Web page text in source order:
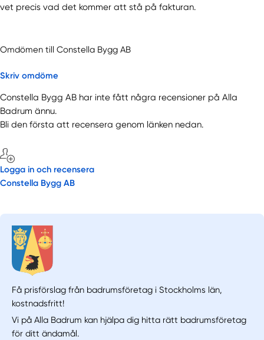
vet precis vad det kommer att stå på fakturan.
Omdömen till Constella Bygg AB
Skriv omdöme
Constella Bygg AB har inte fått några recensioner på Alla
Badrum ännu.
Bli den första att recensera genom länken nedan.
Logga in och recensera
Constella Bygg AB
Få prisförslag från badrumsföretag i Stockholms län,
kostnadsfritt!
Vi på Alla Badrum kan hjälpa dig hitta rätt badrumsföretag
för ditt ändamål.